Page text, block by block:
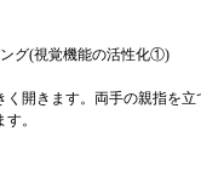
グ(視覚機能の活性化①)
く開きます。両手の親指
。